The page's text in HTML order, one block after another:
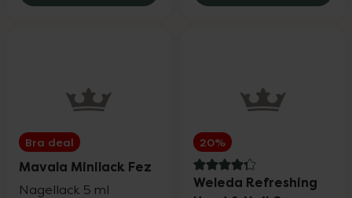
Bra deal
Mavala Minilack Fez
Nagellack 5 ml
20%
4.3 av 5 i omdöme
Weleda Refreshing